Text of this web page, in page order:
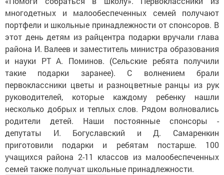
многодетных и малообеспеченных семей получают
портфели и школьные принадлежности от спонсоров. В
этот день детям из райцентра подарки вручали глава
района И. Валеев и заместитель министра образования
и науки РТ А. Поминов. (Сельские ребята получили
такие подарки заранее). С волнением брали
первоклассники цветы и разноцветные ранцы из рук
руководителей, которые каждому ребенку нашли
несколько добрых и теплых слов. Рядом волновались
родители детей. Наши постоянные спонсоры -
депутаты И. Богуславский и Д. Самаренкин
приготовили подарки и ребятам постарше. 100
учащихся района 2-11 классов из малообеспеченных
семей также получат школьные принадлежности.